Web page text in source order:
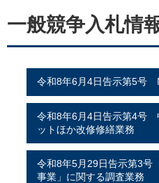
一般競争入札情
令和8年6月4日告示第5号
令和8年6月4日告示第4号
ットほか改修修繕業務
令和8年5月29日告示第3
事業」に関する調査業務